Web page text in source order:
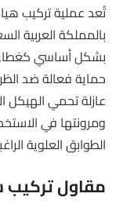
تُعد عملية تركيب
بالمملكة العربية
بشكل أساسي كغطاء
حماية فعالة ضد
عازلة تحمي الهيكل
ومرونتها في
الطوابق العلوية
مقاول تركيب